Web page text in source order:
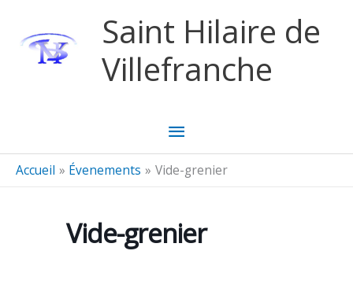
Saint Hilaire de
Villefranche
Menu
principal
Accueil Évenements Vide-grenier
Vide-grenier